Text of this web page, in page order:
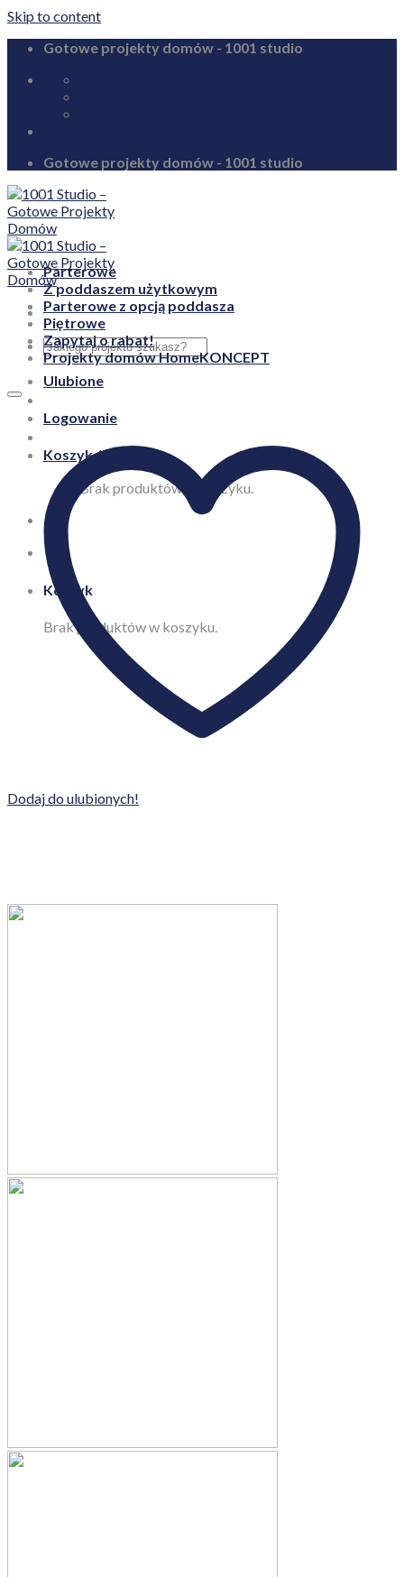
Skip to content
Gotowe projekty domów - 1001 studio
Gotowe projekty domów - 1001 studio
Ulubione
Logowanie
Koszyk /0,00
Brak produktów w koszyku.
Koszyk
Brak produktów w koszyku.
Parterowe
Z poddaszem użytkowym
Parterowe z opcją poddasza
Piętrowe
Zapytaj o rabat!
Projekty domów HomeKONCEPT
Dodaj do ulubionych!